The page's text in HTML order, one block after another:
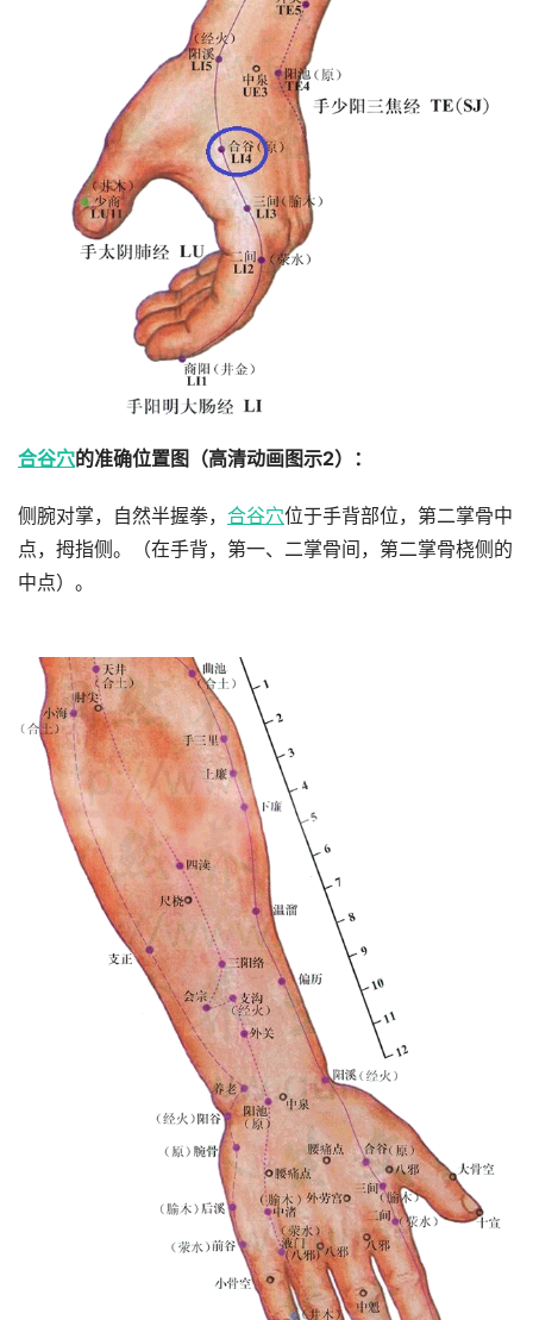
合谷穴的准确位置图（高清动画图示2）：
侧腕对掌，自然半握拳， 合谷穴位于手背部位，第二掌骨中
点，拇指侧。（在手背，第一、二掌骨间，第二掌骨桡侧的
中点）。